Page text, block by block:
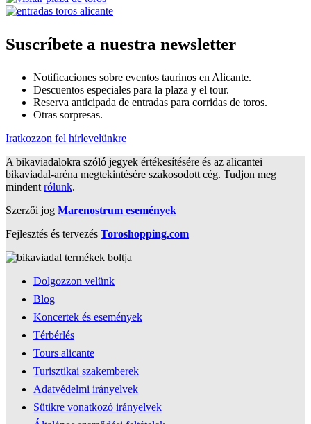
Suscríbete a nuestra newsletter
Notificaciones sobre eventos taurinos en Alicante.
Descuentos especiales para la plaza y el tour.
Reserva anticipada de entradas para corridas de toros.
Otras sorpresas.
Iratkozzon fel hírlevelünkre
A bikaviadalokra szóló jegyek értékesítésére és az alicantei
bikaviadal-aréna megtekintésére szakosodott cég. Tudjon meg
mindent rólunk.
Szerzői jog Marenostrum események
Fejlesztés és tervezés Toroshopping.com
Dolgozzon velünk
Blog
Koncertek és események
Térbérlés
Tours alicante
Turisztikai szakemberek
Adatvédelmi irányelvek
Sütikre vonatkozó irányelvek